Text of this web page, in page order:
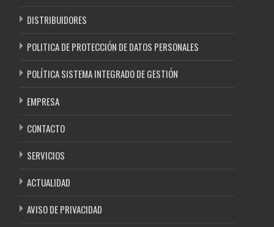
DISTRIBUIDORES
POLITICA DE PROTECCIÓN DE DATOS PERSONALES
POLÍTICA SISTEMA INTEGRADO DE GESTIÓN
EMPRESA
CONTACTO
SERVICIOS
ACTUALIDAD
AVISO DE PRIVACIDAD